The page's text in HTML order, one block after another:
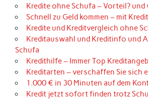
Kredite ohne Schufa – Vorteil? und
Schnell zu Geld kommen – mit
Kredite und Kreditvergleich ohne
Kreditauswahl und Kreditinfo und
Schufa
Kredithilfe – Immer Top
Kreditarten – verschaffen Sie sich
1.000 € in 30 Minuten auf dem
Kredit jetzt sofort finden trotz